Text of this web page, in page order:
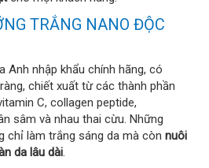
TRẮNG NANO ĐỘC
Anh nhập khẩu chính hãng, có
chiết xuất từ các thành phần
C, collagen peptide,
sâm và nhau thai cừu. Những
chỉ làm trắng sáng da mà còn nuôi
da lâu dài.